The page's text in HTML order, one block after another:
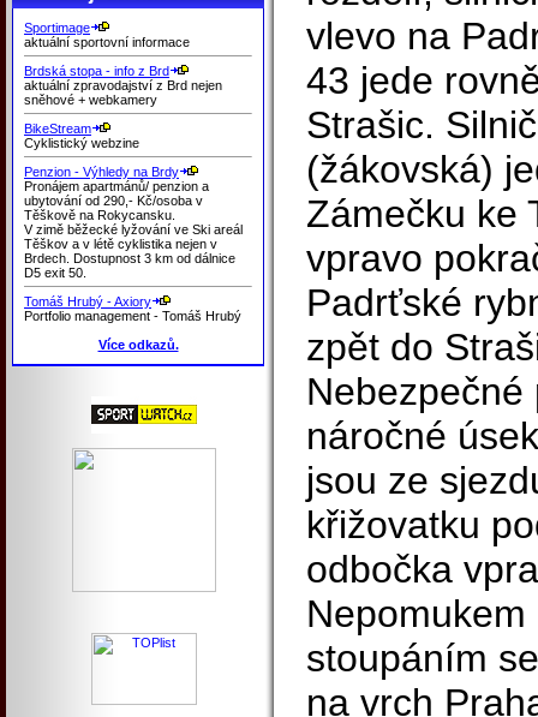
Sportimage
aktuální sportovní informace
Brdská stopa - info z Brd
aktuální zpravodajství z Brd nejen
sněhové + webkamery
BikeStream
Cyklistický webzine
Penzion - Výhledy na Brdy
Pronájem apartmánů/ penzion a
ubytování od 290,- Kč/osoba v
Těškově na Rokycansku.
V zimě běžecké lyžování ve Ski areál
Těškov a v létě cyklistika nejen v
Brdech. Dostupnost 3 km od dálnice
D5 exit 50.
Tomáš Hrubý - Axiory
Portfolio management - Tomáš Hrubý
Více odkazů.
vlevo na
43 jede
Strašic.
(žákovská)
Zámečku ke
vpravo
Padrťské
zpět do
náročné
jsou ze
křižovatku
odbočka
stoupáním
na vrch